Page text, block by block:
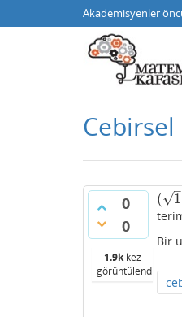
Akademisyenler
0
0
1.9kkez
görüntülendi
( 1
–
√
(1,1+
Bir